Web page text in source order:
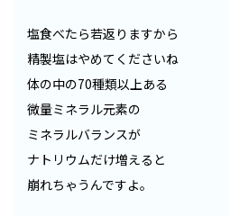
塩食べたら若返りますから
精製塩はやめてくださいね
体の中の70種類以上ある
微量ミネラル元素の
ミネラルバランスが
ナトリウムだけ増えると
崩れちゃうんですよ。